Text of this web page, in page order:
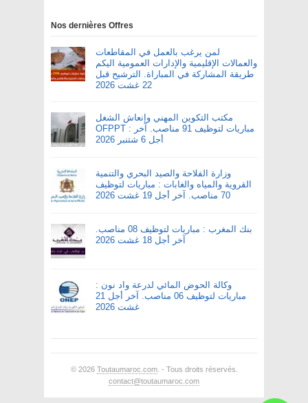
Nos dernières Offres
لمن يرغب بالعمل في المقاطعات
والعمالات الإقليمية والإدارات العمومية اليكم
طريقة المشاركة في المباراة. الترشيح قبل
22 غشت 2026
مكتب التكوين المهني وإنعاش الشغل
OFPPT : مباريات لتوظيف 91 مناصب. آخر
أجل 6 شتنبر 2026
وزارة الفلاحة والصيد البحري والتنمية
القروية والمياه والغابات : مباريات لتوظيف
70 مناصب. آخر أجل 19 غشت 2026
بنك المغرب : مباريات لتوظيف 08 مناصب.
آخر أجل 18 غشت 2026
وكالة الحوض المائي لدرعة واد نون :
مباريات لتوظيف 06 مناصب. آخر أجل 21
غشت 2026
© 2026 Toutaumaroc.com. - Tous droits réservés.
contact@toutaumaroc.com